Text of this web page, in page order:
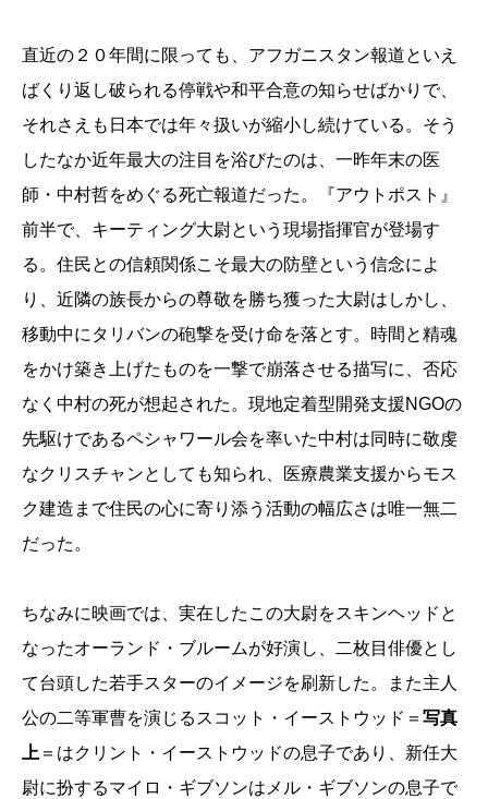
直近の２０年間に限っても、アフガニスタン報道といえ
ばくり返し破られる停戦や和平合意の知らせばかりで、
それさえも日本では年々扱いが縮小し続けている。そう
したなか近年最大の注目を浴びたのは、一昨年末の医
師・中村哲をめぐる死亡報道だった。『アウトポスト』
前半で、キーティング大尉という現場指揮官が登場す
る。住民との信頼関係こそ最大の防壁という信念によ
り、近隣の族長からの尊敬を勝ち獲った大尉はしかし、
移動中にタリバンの砲撃を受け命を落とす。時間と精魂
をかけ築き上げたものを一撃で崩落させる描写に、否応
なく中村の死が想起された。現地定着型開発支援NGOの
先駆けであるペシャワール会を率いた中村は同時に敬虔
なクリスチャンとしても知られ、医療農業支援からモス
ク建造まで住民の心に寄り添う活動の幅広さは唯一無二
だった。
ちなみに映画では、実在したこの大尉をスキンヘッドと
なったオーランド・ブルームが好演し、二枚目俳優とし
て台頭した若手スターのイメージを刷新した。また主人
公の二等軍曹を演じるスコット・イーストウッド＝ 写真
上 ＝はクリント・イーストウッドの息子であり、新任大
尉に扮するマイロ・ギブソンはメル・ギブソンの息子で